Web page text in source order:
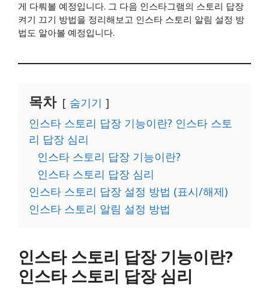
게 다뤄볼 예정입니다. 그 다음 인스타그램의 스토리 답장
켜기 끄기 방법을 정리해보고 인스타 스토리 알림 설정 방
법도 알아볼 예정입니다.
목차
숨기기
​인스타 스토리 답장 기능이란? 인스타 스토
리 답장 심리
인스타 스토리 답장 기능이란?
인스타 스토리 답장 심리
​인스타 스토리 답장 설정 방법 (표시/해제)
​인스타 스토리 알림 설정 방법
​인스타 스토리 답장 기능이란?
인스타 스토리 답장 심리